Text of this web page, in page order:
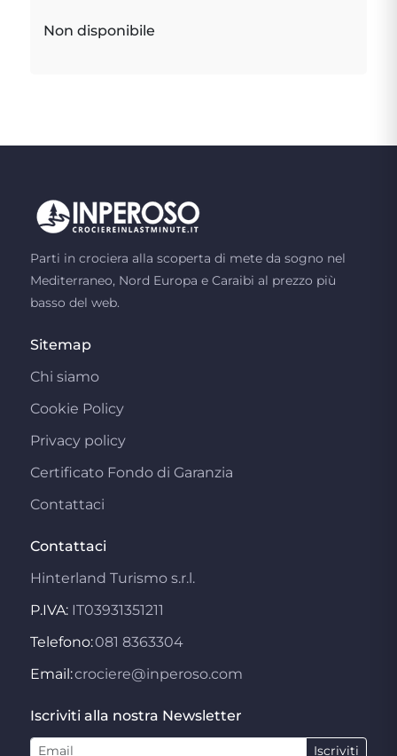
Non disponibile
Parti in crociera alla scoperta di mete da sogno nel
Mediterraneo, Nord Europa e Caraibi al prezzo più
basso del web.
Sitemap
Chi siamo
Cookie Policy
Privacy policy
Certificato Fondo di Garanzia
Contattaci
Contattaci
Hinterland Turismo s.r.l.
P.IVA: IT03931351211
Telefono:081 8363304
Email:crociere@inperoso.com
Iscriviti alla nostra Newsletter
Iscriviti